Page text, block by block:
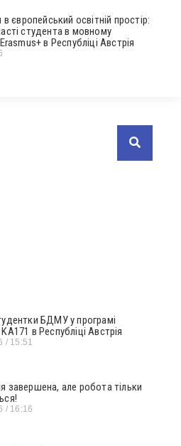
в європейський освітній простір:
студента в мовному
в Республіці Австрія
БДМУ у програмі
в Республіці Австрія
15:51
завершена, але робота тільки
16:16